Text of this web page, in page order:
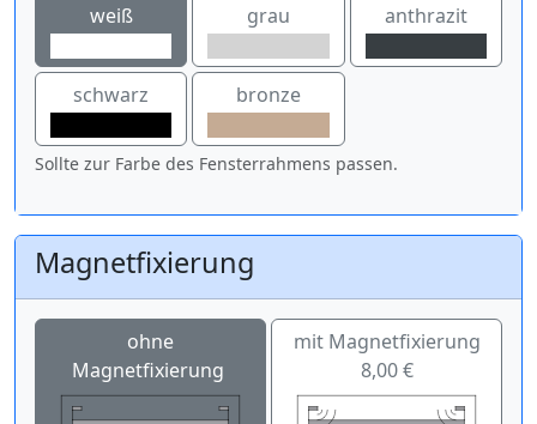
weiß grau anthrazit
schwarz bronze
Sollte zur Farbe des Fensterrahmens passen.
Magnetfixierung
ohne
Magnetfixierung
mit Magnetfixierung
8,00 €